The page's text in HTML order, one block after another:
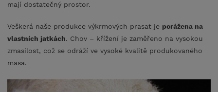
mají dostatečný prostor.
Veškerá naše produkce výkrmových prasat je porážena na
vlastních jatkách. Chov – křížení je zaměřeno na vysokou
zmasilost, což se odráží ve vysoké kvalitě produkovaného
masa.